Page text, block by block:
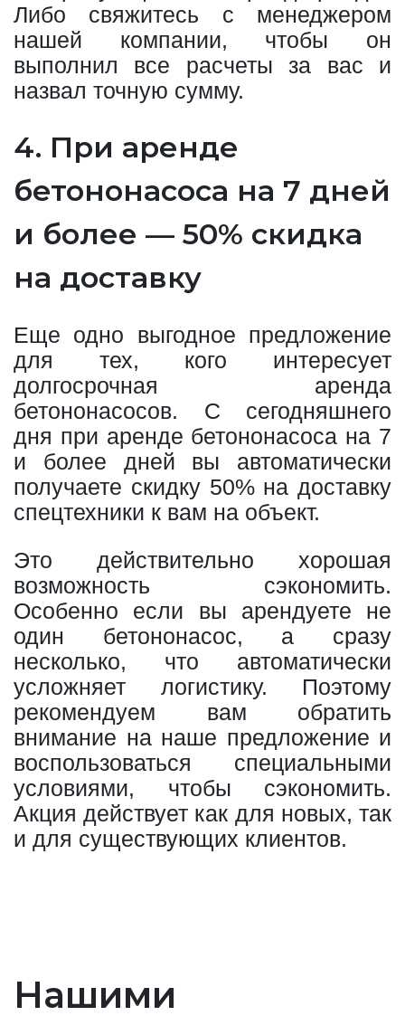
Либо свяжитесь с менеджером
нашей компании, чтобы он
выполнил все расчеты за вас и
назвал точную сумму.
4. При аренде
бетононасоса на 7 дней
и более — 50% скидка
на доставку
Еще одно выгодное предложение
для тех, кого интересует
долгосрочная аренда
бетононасосов. С сегодняшнего
дня при аренде бетононасоса на 7
и более дней вы автоматически
получаете скидку 50% на доставку
спецтехники к вам на объект.
Это действительно хорошая
возможность сэкономить.
Особенно если вы арендуете не
один бетононасос, а сразу
несколько, что автоматически
усложняет логистику. Поэтому
рекомендуем вам обратить
внимание на наше предложение и
воспользоваться специальными
условиями, чтобы сэкономить.
Акция действует как для новых, так
и для существующих клиентов.
Нашими